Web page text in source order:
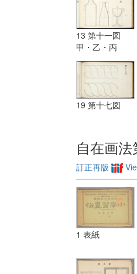
13 第十一図
甲・乙・丙
19 第十七図
自在画法
訂正再版
1 表紙